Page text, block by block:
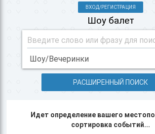
ВХОД/РЕГИСТРАЦИЯ
Шоу балет
РАСШИРЕННЫЙ ПОИСК
Идет определение вашего
сортировка событий...